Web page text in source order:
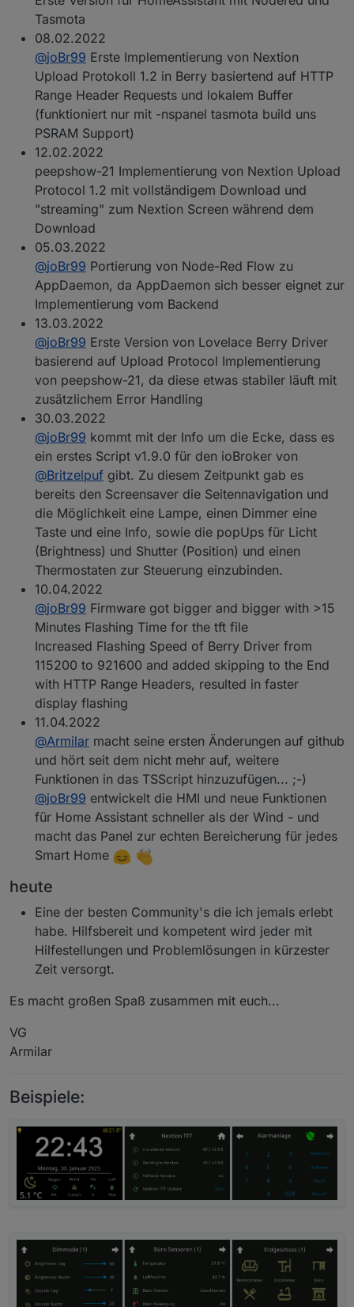
Tasmota
08.02.2022
@joBr99 Erste Implementierung von Nextion
Upload Protokoll 1.2 in Berry basiertend auf HTTP
Range Header Requests und lokalem Buffer
(funktioniert nur mit -nspanel tasmota build uns
PSRAM Support)
12.02.2022
peepshow-21 Implementierung von Nextion Upload
Protocol 1.2 mit vollständigem Download und
"streaming" zum Nextion Screen während dem
Download
05.03.2022
@joBr99 Portierung von Node-Red Flow zu
AppDaemon, da AppDaemon sich besser eignet zur
Implementierung vom Backend
13.03.2022
@joBr99 Erste Version von Lovelace Berry Driver
basierend auf Upload Protocol Implementierung
von peepshow-21, da diese etwas stabiler läuft mit
zusätzlichem Error Handling
30.03.2022
@joBr99 kommt mit der Info um die Ecke, dass es
ein erstes Script v1.9.0 für den ioBroker von
@Britzelpuf gibt. Zu diesem Zeitpunkt gab es
bereits den Screensaver die Seitennavigation und
die Möglichkeit eine Lampe, einen Dimmer eine
Taste und eine Info, sowie die popUps für Licht
(Brightness) und Shutter (Position) und einen
Thermostaten zur Steuerung einzubinden.
10.04.2022
@joBr99 Firmware got bigger and bigger with >15
Minutes Flashing Time for the tft file
Increased Flashing Speed of Berry Driver from
115200 to 921600 and added skipping to the End
with HTTP Range Headers, resulted in faster
display flashing
11.04.2022
@Armilar macht seine ersten Änderungen auf github
und hört seit dem nicht mehr auf, weitere
Funktionen in das TSScript hinzuzufügen... ;-)
@joBr99 entwickelt die HMI und neue Funktionen
für Home Assistant schneller als der Wind - und
macht das Panel zur echten Bereicherung für jedes
Smart Home
heute
Eine der besten Community's die ich jemals erlebt
habe. Hilfsbereit und kompetent wird jeder mit
Hilfestellungen und Problemlösungen in kürzester
Zeit versorgt.
Es macht großen Spaß zusammen mit euch...
VG
Armilar
Beispiele: